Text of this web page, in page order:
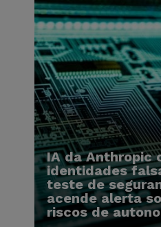
IA da Anthropic
identidades
teste de
acende alerta
riscos de